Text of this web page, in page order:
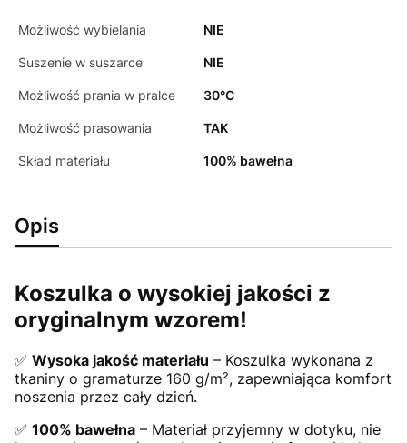
Możliwość wybielania NIE
Suszenie w suszarce NIE
Możliwość prania w pralce 30°C
Możliwość prasowania TAK
Skład materiału 100% bawełna
Opis
Koszulka o wysokiej jakości z
oryginalnym wzorem!
✅ Wysoka jakość materiału – Koszulka wykonana z
tkaniny o gramaturze 160 g/m², zapewniająca komfort
noszenia przez cały dzień.
✅ 100% bawełna – Materiał przyjemny w dotyku, nie